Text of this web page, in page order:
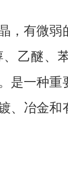
有微弱
乙醚、
是一种重
、冶金和